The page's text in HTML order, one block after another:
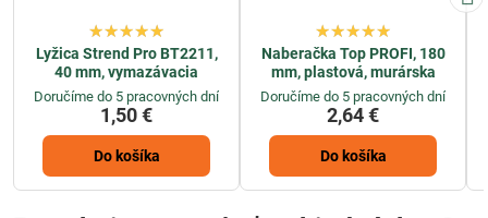
Lyžica Strend Pro BT2211,
40 mm, vymazávacia
Doručíme do 5 pracovných dní
1,50 €
Do košíka
Naberačka Top PROFI, 180
mm, plastová, murárska
Doručíme do 5 pracovných dní
2,64 €
Do košíka